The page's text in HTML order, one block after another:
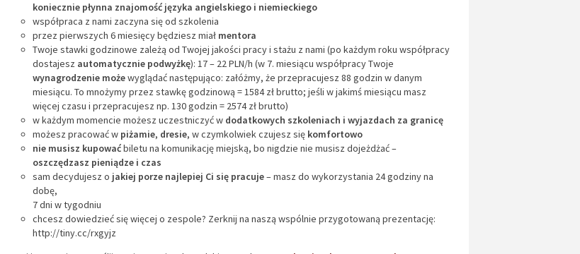
koniecznie płynna znajomość języka angielskiego i niemieckiego
współpraca z nami zaczyna się od szkolenia
przez pierwszych 6 miesięcy będziesz miał mentora
Twoje stawki godzinowe zależą od Twojej jakości pracy i stażu z nami (po każdym roku współpracy
dostajesz automatycznie podwyżkę): 17 – 22 PLN/h (w 7. miesiącu współpracy Twoje
wynagrodzenie możewyglądać następująco: załóżmy, że przepracujesz 88 godzin w danym
miesiącu. To mnożymy przez stawkę godzinową = 1584 zł brutto; jeśli w jakimś miesiącu masz
więcej czasu i przepracujesz np. 130 godzin = 2574 zł brutto)
w każdym momencie możesz uczestniczyć w dodatkowych szkoleniach i wyjazdach za granicę
możesz pracować w piżamie, dresie, w czymkolwiek czujesz się komfortowo
nie musisz kupowaćbiletu na komunikację miejską, bo nigdzie nie musisz dojeżdżać –
oszczędzasz pieniądze i czas
sam decydujesz o jakiej porze najlepiej Ci się pracuje– masz do wykorzystania 24 godziny na
dobę,
7 dni w tygodniu
chcesz dowiedzieć się więcej o zespole? Zerknij na naszą wspólnie przygotowaną prezentację:
http://tiny.cc/rxgyjz